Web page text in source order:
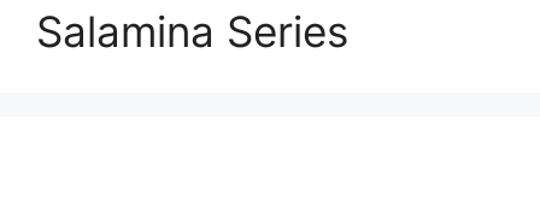
Salamina Series